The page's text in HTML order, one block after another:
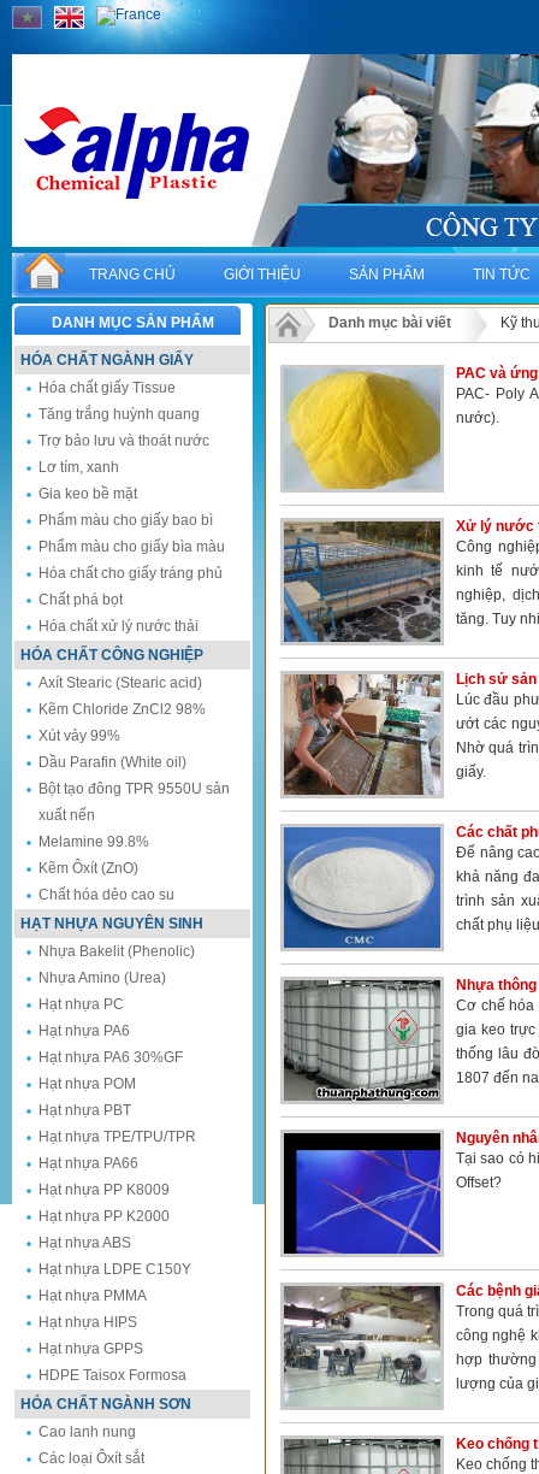
TRANG CHỦ GIỚI THIỆU SẢN PHẨM TIN TỨC
DANH MỤC SẢN PHẨM
HÓA CHẤT NGÀNH GIẤY
Hóa chất giấy Tissue
Tăng trắng huỳnh quang
Trợ bảo lưu và thoát nước
Lơ tím, xanh
Gia keo bề mặt
Phẩm màu cho giấy bao bì
Phẩm màu cho giấy bìa màu
Hóa chất cho giấy tráng phủ
Chất phá bọt
Hóa chất xử lý nước thải
HÓA CHẤT CÔNG NGHIỆP
Axít Stearic (Stearic acid)
Kẽm Chloride ZnCl2 98%
Xút vảy 99%
Dầu Parafin (White oil)
Bột tạo đông TPR 9550U sản
xuất nến
Melamine 99.8%
Kẽm Ôxít (ZnO)
Chất hóa dẻo cao su
HẠT NHỰA NGUYÊN SINH
Nhựa Bakelit (Phenolic)
Nhựa Amino (Urea)
Hạt nhựa PC
Hạt nhựa PA6
Hạt nhựa PA6 30%GF
Hạt nhựa POM
Hạt nhựa PBT
Hạt nhựa TPE/TPU/TPR
Hạt nhựa PA66
Hạt nhựa PP K8009
Hạt nhựa PP K2000
Hạt nhựa ABS
Hạt nhựa LDPE C150Y
Hạt nhựa PMMA
Hạt nhựa HIPS
Hạt nhựa GPPS
HDPE Taisox Formosa
HÓA CHẤT NGÀNH SƠN
Cao lanh nung
Các loại Ôxít sắt
Danh mục bài viết Kỹ
PAC và
PAC- Poly
nước).
Xử lý nước
Công
kinh tế
nghiệp,
tăng. Tuy
Lịch sử
Lúc đầu
ướt các
Nhờ quá
giấy.
Các chất
Để nâng
khả năng
trình sản
chất phụ liệu
Nhựa
Cơ chế hóa
gia keo
thống lâu
1807 đến
Nguyên
Tại sao có
Offset?
Các bệnh
Trong quá
công nghệ
hợp
lượng của
Keo chống
Keo chống